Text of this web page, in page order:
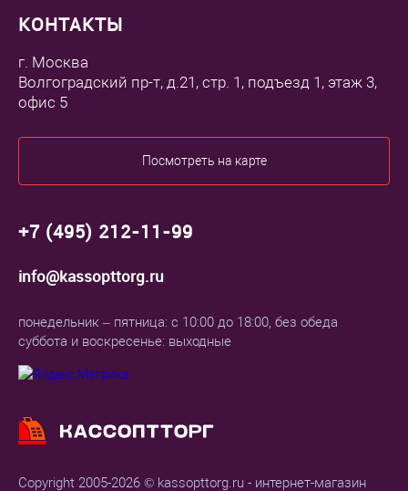
Copyright 2005-2026 © kassopttorg.ru - интернет-магазин
КОНТАКТЫ
г. Москва
Волгоградский пр-т, д.21, стр. 1, подъезд 1, этаж 3,
офис 5
Посмотреть на карте
+7 (495) 212-11-99
info@kassopttorg.ru
понедельник – пятница: с 10:00 до 18:00, без обеда
суббота и воскресенье: выходные